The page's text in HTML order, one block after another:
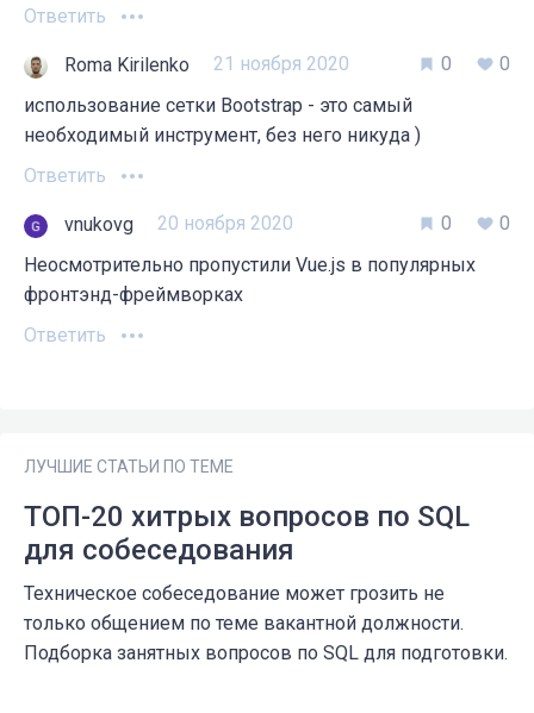
Ответить
Roma Kirilenko 21 ноября 2020 0
0
использование сетки Bootstrap - это самый
необходимый инструмент, без него никуда )
Ответить
vnukovg 20 ноября 2020 0
0
Неосмотрительно пропустили Vue.js в популярных
фронтэнд-фреймворках
Ответить
ЛУЧШИЕ СТАТЬИ ПО ТЕМЕ
ТОП-20 хитрых вопросов по SQL
для собеседования
Техническое собеседование может грозить не
только общением по теме вакантной должности.
Подборка занятных вопросов по SQL для подготовки.